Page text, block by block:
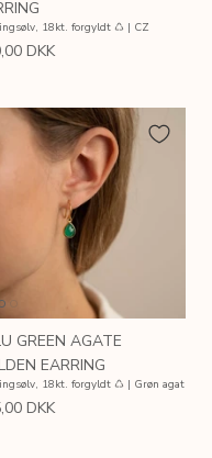
18kt. forgyldt ♺ | CZ
DKK
GREEN AGATE
EARRING
18kt. forgyldt ♺ | Grøn agat
DKK